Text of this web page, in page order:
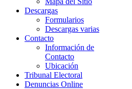
Descargas
Formularios
Descargas varias
Contacto
Información de
Contacto
Ubicación
Tribunal Electoral
Denuncias Online